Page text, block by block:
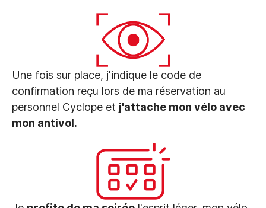
Une fois sur place, j'indique le code de
confirmation reçu lors de ma réservation au
personnel Cyclope et j'attache mon vélo avec
mon antivol.